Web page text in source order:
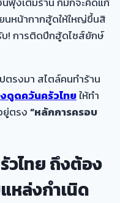
หน้ากากฮู้ดให้ใหญ่ขึ้นสิ
! การติดปีกฮู้ดไซส์ยักษ์
ตรงมา สไตล์คนทำร้าน
ดูดควันครัวไทยให้ทำ
ยู่ตรง“หลักการครอบ
วไทย ถึงต้อง
หล่งกำเนิด